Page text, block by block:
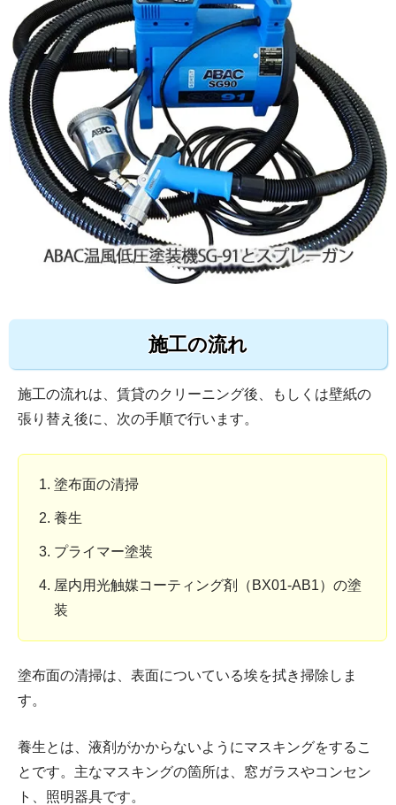
施工の流れ
施工の流れは、賃貸のクリーニング後、もしくは壁紙の
張り替え後に、次の手順で行います。
塗布面の清掃
養生
プライマー塗装
屋内用光触媒コーティング剤（BX01-AB1）の塗
装
塗布面の清掃は、表面についている埃を拭き掃除しま
す。
養生とは、液剤がかからないようにマスキングをするこ
とです。主なマスキングの箇所は、窓ガラスやコンセン
ト、照明器具です。